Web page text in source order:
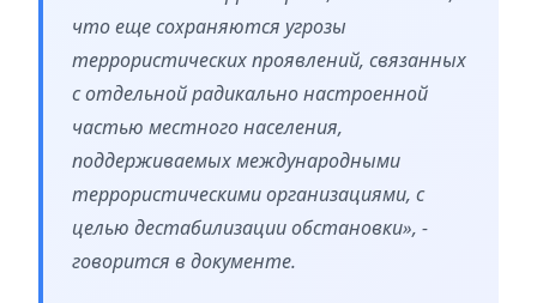
что еще сохраняются угрозы
террористических проявлений, связанных
с отдельной радикально настроенной
частью местного населения,
поддерживаемых международными
террористическими организациями, с
целью дестабилизации обстановки», -
говорится в документе.